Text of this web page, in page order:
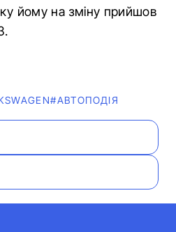
йому на зміну прийшов
#АВТОПОДІЯ